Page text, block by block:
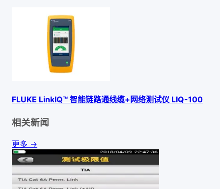
FLUKE LinkIQ™ 智能链路通线缆+网络测试仪 LIQ-100
相关新闻
更多 →